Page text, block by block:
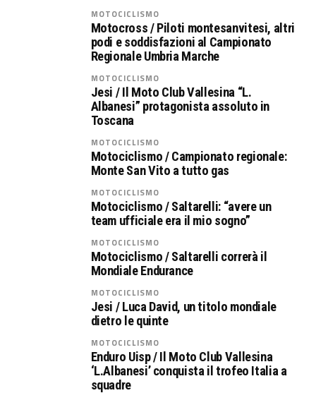
MOTOCICLISMO
Motocross / Piloti montesanvitesi, altri
podi e soddisfazioni al Campionato
Regionale Umbria Marche
MOTOCICLISMO
Jesi / Il Moto Club Vallesina “L.
Albanesi” protagonista assoluto in
Toscana
MOTOCICLISMO
Motociclismo / Campionato regionale:
Monte San Vito a tutto gas
MOTOCICLISMO
Motociclismo / Saltarelli: “avere un
team ufficiale era il mio sogno”
MOTOCICLISMO
Motociclismo / Saltarelli correrà il
Mondiale Endurance
MOTOCICLISMO
Jesi / Luca David, un titolo mondiale
dietro le quinte
MOTOCICLISMO
Enduro Uisp / Il Moto Club Vallesina
‘L.Albanesi’ conquista il trofeo Italia a
squadre